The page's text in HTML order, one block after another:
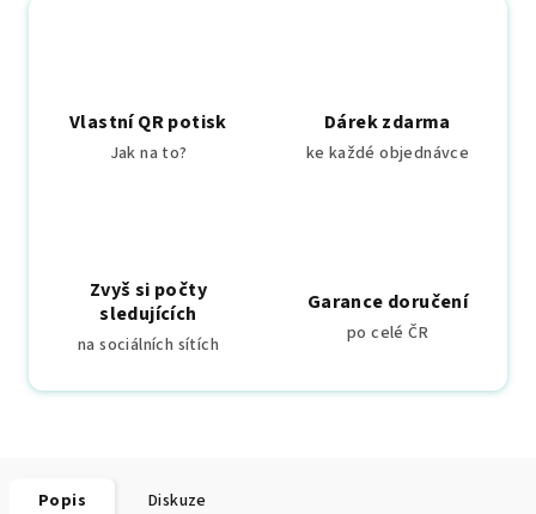
Vlastní QR potisk
Jak na to?
Dárek zdarma
ke každé objednávce
Zvyš si počty
sledujících
na sociálních sítích
Garance doručení
po celé ČR
Popis Diskuze